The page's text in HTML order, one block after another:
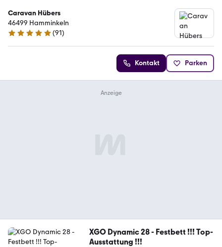
Caravan Hübers
46499 Hamminkeln
4.8 Sterne
(91)
Kontakt Parken
XGO Dynamic 28 - Festbett !!! Top-
Ausstattung !!!